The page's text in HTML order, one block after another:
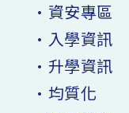
•資安專區
•入學資訊
•升學資訊
•均質化